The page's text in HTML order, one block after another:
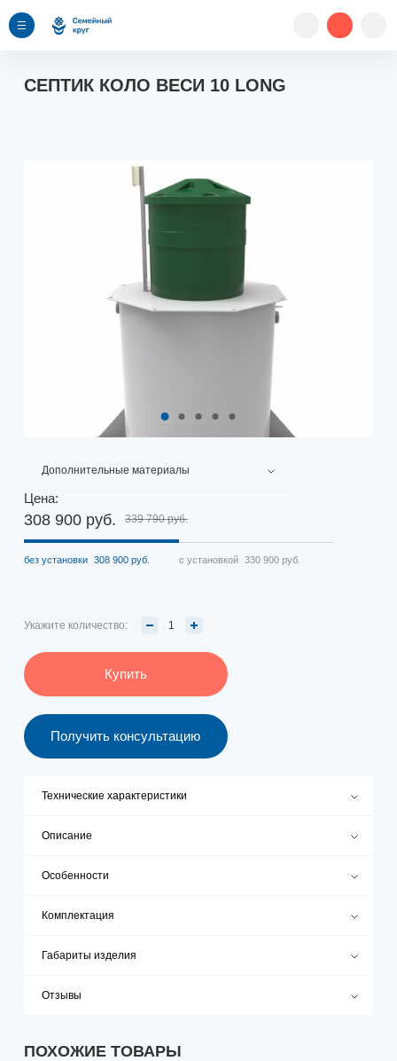
СЕПТИК КОЛО ВЕСИ 10 LONG
Цена:
308 900 руб. 339 790 руб.
без установки 308 900 руб. с установкой 330 900 руб.
Укажите количество:
Купить
Получить консультацию
Технические характеристики
Описание
Особенности
Комплектация
Габариты изделия
Отзывы
Дополнительные материалы
ПОХОЖИЕ ТОВАРЫ